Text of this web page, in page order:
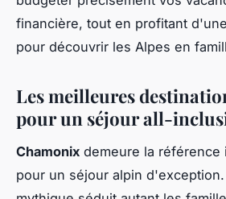
financière, tout en profitant d'une
pour découvrir les Alpes en
Les meilleures
pour un séjour all-
Chamonix demeure la référence
pour un séjour alpin